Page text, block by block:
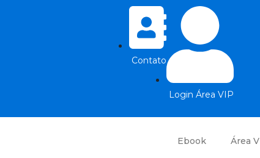
Contato
Login Área VIP
Ebook Área